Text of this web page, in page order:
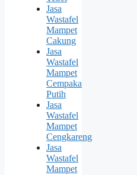
Jasa
Wastafel
Mampet
Cakung
Jasa
Wastafel
Mampet
Cempaka
Putih
Jasa
Wastafel
Mampet
Cengkareng
Jasa
Wastafel
Mampet